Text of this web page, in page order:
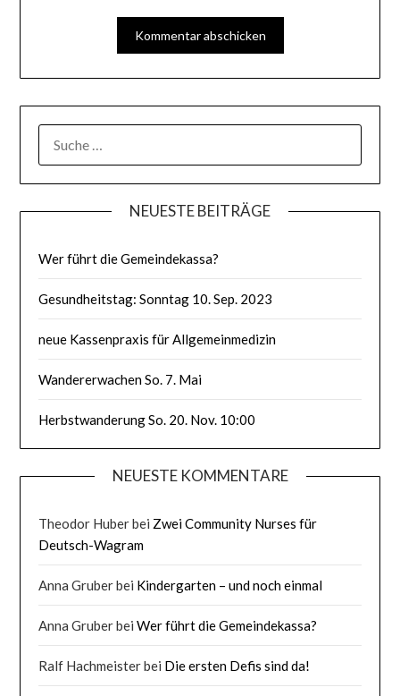
NACH:
NEUESTE BEITRÄGE
Wer führt die Gemeindekassa?
Gesundheitstag: Sonntag 10. Sep. 2023
neue Kassenpraxis für Allgemeinmedizin
Wandererwachen So. 7. Mai
Herbstwanderung So. 20. Nov. 10:00
NEUESTE KOMMENTARE
Theodor Huberbei Zwei Community Nurses für
Deutsch-Wagram
Anna Gruberbei Kindergarten – und noch einmal
Anna GruberbeiWer führt die Gemeindekassa?
Ralf Hachmeisterbei Die ersten Defis sind da!